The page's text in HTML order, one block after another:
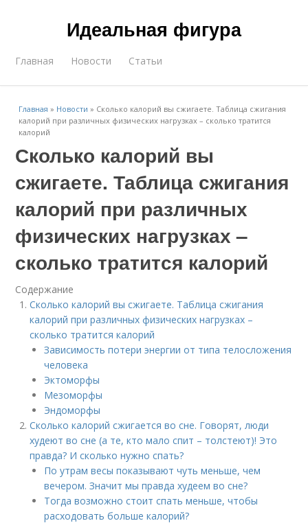
Идеальная фигура
Главная Новости Статьи
Главная » Новости » Сколько калорий вы сжигаете. Таблица сжигания
калорий при различных физических нагрузках – сколько тратится
калорий
Сколько калорий вы
сжигаете. Таблица сжигания
калорий при различных
физических нагрузках –
сколько тратится калорий
Содержание
Сколько калорий вы сжигаете. Таблица сжигания
калорий при различных физических нагрузках –
сколько тратится калорий
Зависимость потери энергии от типа телосложения
человека
Эктоморфы
Мезоморфы
Эндоморфы
Сколько калорий сжигается во сне. Говорят, люди
худеют во сне (а те, кто мало спит – толстеют)! Это
правда? И сколько нужно спать?
По утрам весы показывают чуть меньше, чем
вечером. Значит мы правда худеем во сне?
Тогда возможно стоит спать меньше, чтобы
расходовать больше калорий?